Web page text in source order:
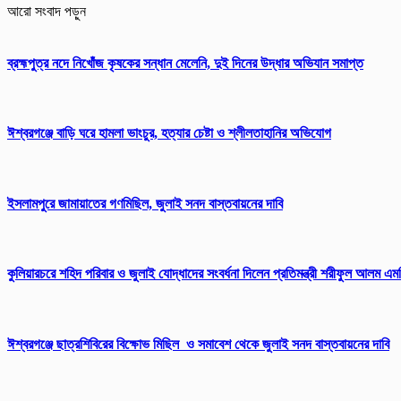
আরো সংবাদ পড়ুন
ব্রহ্মপুত্র নদে নিখোঁজ কৃষকের সন্ধান মেলেনি, দুই দিনের উদ্ধার অভিযান সমাপ্ত
ঈশ্বরগঞ্জে বাড়ি ঘরে হামলা ভাংচুর, হত্যার চেষ্টা ও শ্লীলতাহানির অভিযোগ
ইসলামপুরে জামায়াতের গণমিছিল, জুলাই সনদ বাস্তবায়নের দাবি
কুলিয়ারচরে শহিদ পরিবার ও জুলাই যোদ্ধাদের সংবর্ধনা দিলেন প্রতিমন্ত্রী শরীফুল আলম
ঈশ্বরগঞ্জে ছাত্রশিবিরের বিক্ষোভ মিছিল ও সমাবেশ থেকে জুলাই সনদ বাস্তবায়নের দাবি